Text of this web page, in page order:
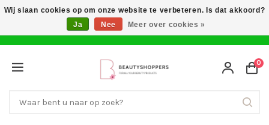
0
Wij slaan cookies op om onze website te verbeteren. Is dat akkoord?
Ja
Nee Meer over cookies »